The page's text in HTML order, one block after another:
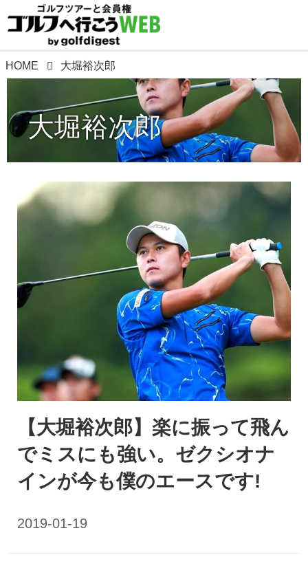
HOME 大堀裕次郎
大堀裕次郎
【大堀裕次郎】楽に振って飛ん
でミスにも強い。ゼクシオナ
インが今も僕のエースです!